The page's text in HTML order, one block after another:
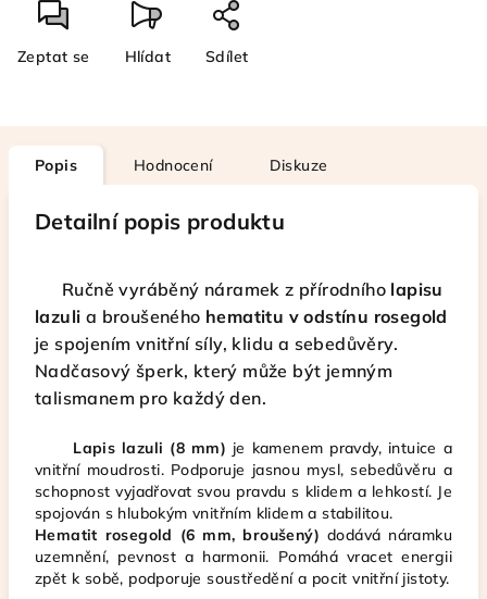
Zeptat se Hlídat Sdílet
Popis Hodnocení Diskuze
Detailní popis produktu
Ručně vyráběný náramek z přírodního lapisu
lazuli a broušeného hematitu v odstínu rosegold
je spojením vnitřní síly, klidu a sebedůvěry.
Nadčasový šperk, který může být jemným
talismanem pro každý den.
Lapis lazuli (8 mm) je kamenem pravdy, intuice a
vnitřní moudrosti. Podporuje jasnou mysl, sebedůvěru a
schopnost vyjadřovat svou pravdu s klidem a lehkostí. Je
spojován s hlubokým vnitřním klidem a stabilitou.
Hematit rosegold (6 mm, broušený) dodává náramku
uzemnění, pevnost a harmonii. Pomáhá vracet energii
zpět k sobě, podporuje soustředění a pocit vnitřní jistoty.